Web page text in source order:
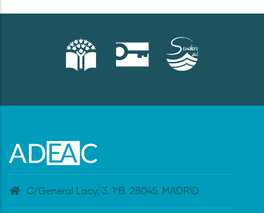
C/General Lacy, 3. 1ºB. 28045. MADRID